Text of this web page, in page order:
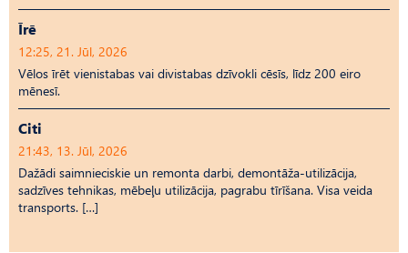
Īrē
12:25, 21. Jūl, 2026
Vēlos īrēt vienistabas vai divistabas dzīvokli cēsīs, līdz 200 eiro
mēnesī.
Citi
21:43, 13. Jūl, 2026
Dažādi saimnieciskie un remonta darbi, demontāža-utilizācija,
sadzīves tehnikas, mēbeļu utilizācija, pagrabu tīrīšana. Visa veida
transports. […]